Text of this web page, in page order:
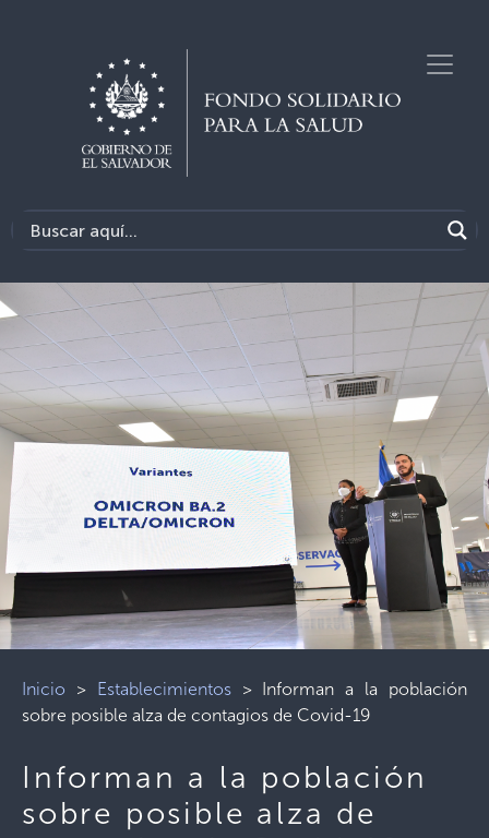
Inicio > Establecimientos> Informan a la población
sobre posible alza de contagios de Covid-19
Informan a la población
sobre posible alza de